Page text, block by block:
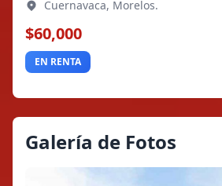
Cuernavaca, Morelos.
$60,000
EN RENTA
Galería de Fotos